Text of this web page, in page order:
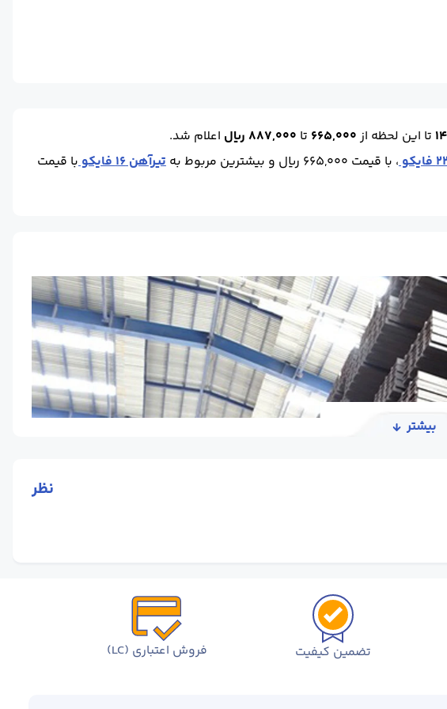
تا این لحظه از665,000 تا 887,000 ریال
اعلام شد.
، با قیمت 665,000 ریال و بیشترین مربوط به تیرآهن 16 فایکو
با قیمت
بیشتر
نظر
تضمین کیفیت فروش اعتباری (LC)